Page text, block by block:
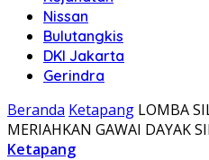
Nissan
Bulutangkis
DKI Jakarta
Gerindra
Beranda Ketapang LOMBA
MERIAHKAN GAWAI DAYAK
Ketapang